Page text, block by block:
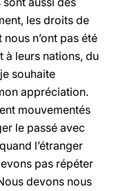
les droits de
n’ont pas été
à leurs nations, du
souhaite
appréciation.
mouvementés
le passé avec
l’étranger
pas répéter
devons nous